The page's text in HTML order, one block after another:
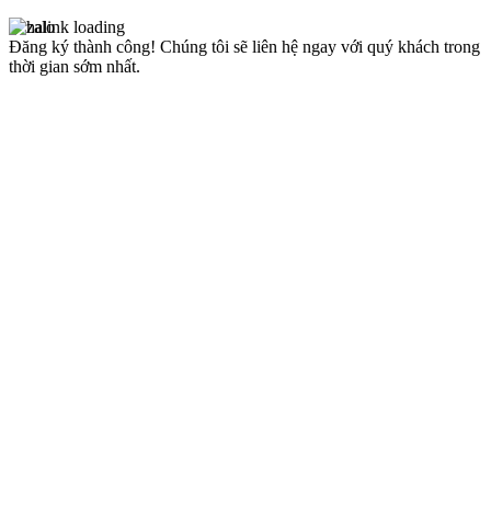
Đăng ký thành công! Chúng tôi sẽ liên hệ ngay với quý khách trong
thời gian sớm nhất.